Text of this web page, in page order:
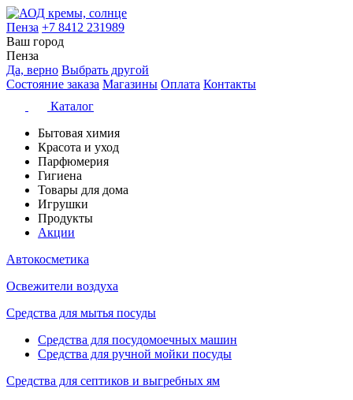
Пенза +7 8412 231989
Ваш город
Пенза
Да, верно Выбрать другой
Состояние заказа Магазины Оплата Контакты
Каталог
Бытовая химия
Красота и уход
Парфюмерия
Гигиена
Товары для дома
Игрушки
Продукты
Акции
Автокосметика
Освежители воздуха
Средства для мытья посуды
Средства для посудомоечных машин
Средства для ручной мойки посуды
Средства для септиков и выгребных ям